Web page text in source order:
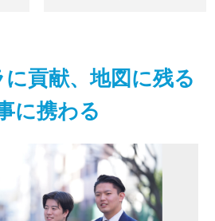
貢献、地図に残る
に携わる